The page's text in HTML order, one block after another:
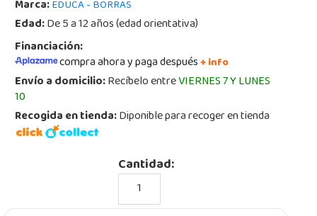
Marca:EDUCA - BORRAS
Edad:De 5 a 12 años (edad orientativa)
Financiación:
compra ahora y paga después+ info
Envío a domicilio:Recíbelo entreVIERNES 7 Y LUNES
10
Recogida en tienda:Diponible para recoger en tienda
Cantidad: